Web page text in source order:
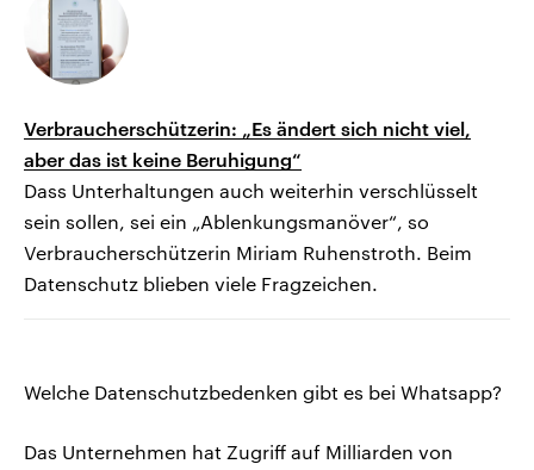
Verbraucherschützerin: „Es ändert sich nicht viel,
aber das ist keine Beruhigung“
Dass Unterhaltungen auch weiterhin verschlüsselt
sein sollen, sei ein „Ablenkungsmanöver“, so
Verbraucherschützerin Miriam Ruhenstroth. Beim
Datenschutz blieben viele Fragzeichen.
Welche Datenschutzbedenken gibt es bei Whatsapp?
Das Unternehmen hat Zugriff auf Milliarden von